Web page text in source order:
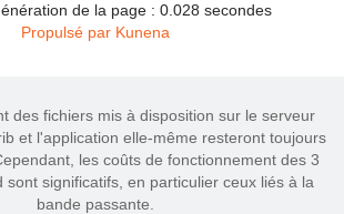
de la page : 0.028 secondes
Propulsé par Kunena
des fichiers mis à disposition sur le serveur
et l'application elle-même resteront toujours
les coûts de fonctionnement des 3
sont significatifs, en particulier ceux liés à la
bande passante.